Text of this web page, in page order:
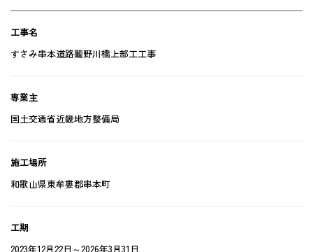
工事名
すさみ串本道路鬮野川橋上部工工事
専業主
国土交通省近畿地方整備局
施工場所
和歌山県東牟婁郡串本町
工期
2023年12月22日～2026年3月31日